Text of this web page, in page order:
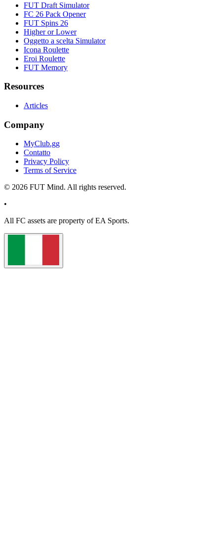
FUT Draft Simulator
FC 26 Pack Opener
FUT Spins 26
Higher or Lower
Oggetto a scelta Simulator
Icona Roulette
Eroi Roulette
FUT Memory
Resources
Articles
Company
MyClub.gg
Contatto
Privacy Policy
Terms of Service
© 2026 FUT Mind. All rights reserved.
•
All FC assets are property of EA Sports.